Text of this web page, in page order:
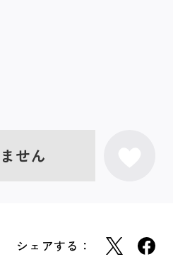
せん
シェアする：